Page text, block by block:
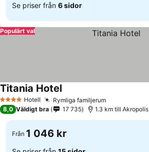
Se priser från 6 sidor
Populärt val
4 StjärnorHotell Rymliga familjerum
Titania Hotel
8,0 Väldigt bra 17 735 1.3 km till Akropolis
Från 1 046 kr